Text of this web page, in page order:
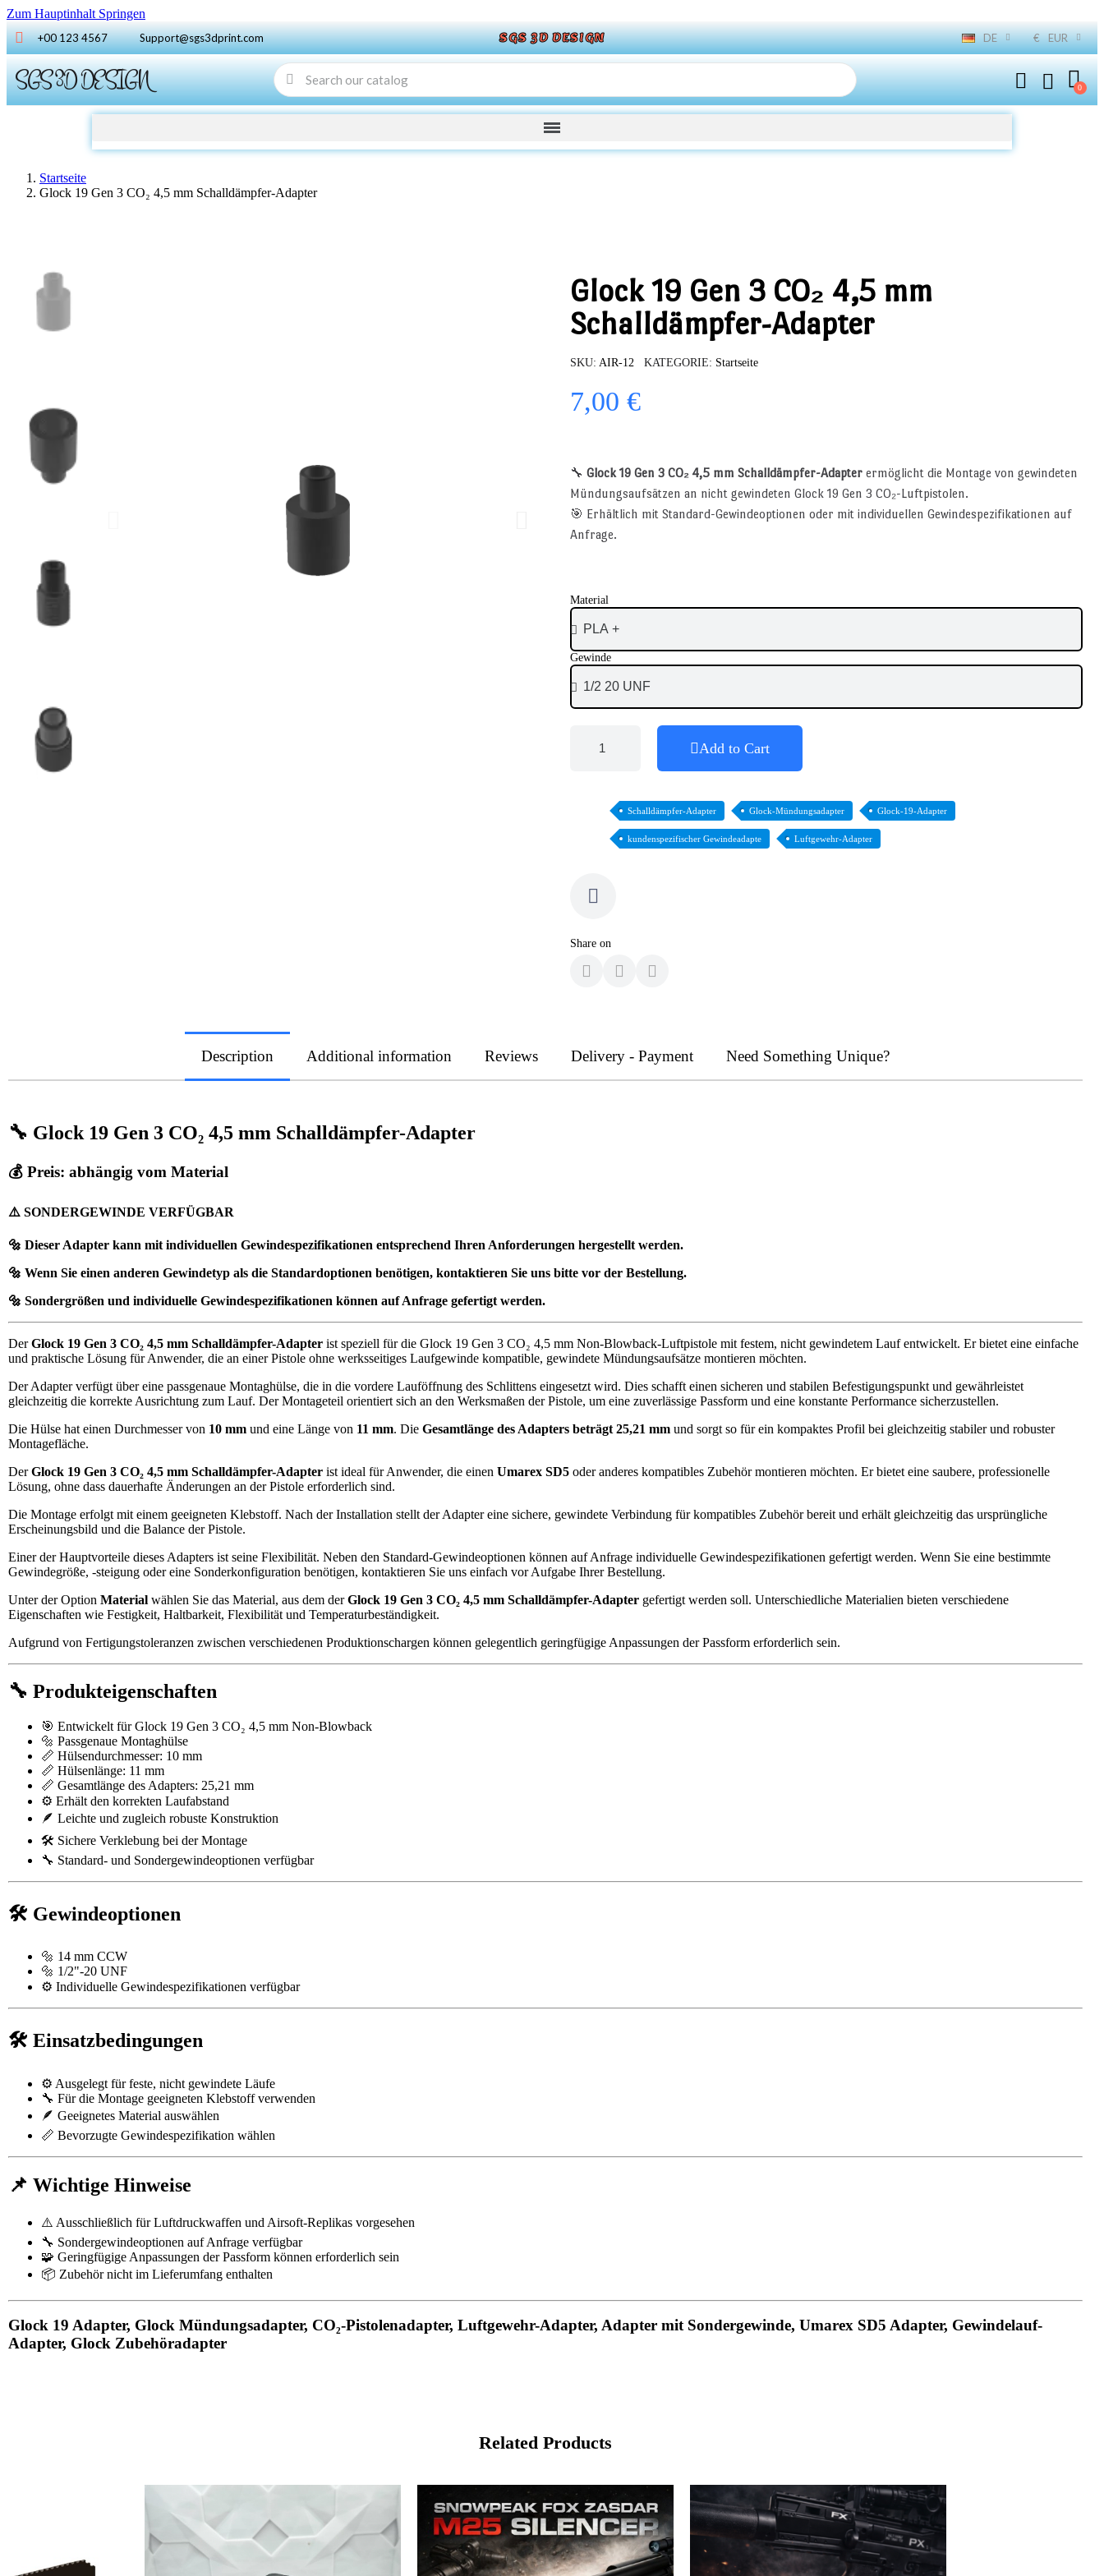
Zum Hauptinhalt Springen
+00 123 4567 Support@sgs3dprint.com SGS 3D DESIGN DE € EUR
SGS 3D DESIGN
Startseite
Glock 19 Gen 3 CO₂ 4,5 mm Schalldämpfer-Adapter
Glock 19 Gen 3 CO₂ 4,5 mm
Schalldämpfer-Adapter
SKU AIR-12 KATEGORIE Startseite
7,00 €
🔧 Glock 19 Gen 3 CO₂ 4,5 mm Schalldämpfer-Adapter ermöglicht die Montage von gewindeten
Mündungsaufsätzen an nicht gewindeten Glock 19 Gen 3 CO₂-Luftpistolen.
🎯 Erhältlich mit Standard-Gewindeoptionen oder mit individuellen Gewindespezifikationen auf
Anfrage.
Material
Gewinde
Add to Cart
Schalldämpfer-Adapter Glock-Mündungsadapter Glock-19-Adapter
kundenspezifischer Gewindeadapte Luftgewehr-Adapter
Share on
Description Additional information Reviews Delivery - Payment Need Something Unique?
🔧 Glock 19 Gen 3 CO₂ 4,5 mm Schalldämpfer-Adapter
💰 Preis: abhängig vom Material
⚠️ SONDERGEWINDE VERFÜGBAR
🔩 Dieser Adapter kann mit individuellen Gewindespezifikationen entsprechend Ihren Anforderungen hergestellt werden.
🔩 Wenn Sie einen anderen Gewindetyp als die Standardoptionen benötigen, kontaktieren Sie uns bitte vor der Bestellung.
🔩 Sondergrößen und individuelle Gewindespezifikationen können auf Anfrage gefertigt werden.
DerGlock 19 Gen 3 CO₂ 4,5 mm Schalldämpfer-Adapter ist speziell für die Glock 19 Gen 3 CO₂ 4,5 mm Non-Blowback-Luftpistole mit festem, nicht gewindetem Lauf entwickelt. Er bietet eine einfache
und praktische Lösung für Anwender, die an einer Pistole ohne werksseitiges Laufgewinde kompatible, gewindete Mündungsaufsätze montieren möchten.
Der Adapter verfügt über eine passgenaue Montaghülse, die in die vordere Lauföffnung des Schlittens eingesetzt wird. Dies schafft einen sicheren und stabilen Befestigungspunkt und gewährleistet
gleichzeitig die korrekte Ausrichtung zum Lauf. Der Montageteil orientiert sich an den Werksmaßen der Pistole, um eine zuverlässige Passform und eine konstante Performance sicherzustellen.
Die Hülse hat einen Durchmesser von 10 mm und eine Länge von 11 mm. Die Gesamtlänge des Adapters beträgt 25,21 mm und sorgt so für ein kompaktes Profil bei gleichzeitig stabiler und robuster
Montagefläche.
DerGlock 19 Gen 3 CO₂ 4,5 mm Schalldämpfer-Adapter ist ideal für Anwender, die einen Umarex SD5 oder anderes kompatibles Zubehör montieren möchten. Er bietet eine saubere, professionelle
Lösung, ohne dass dauerhafte Änderungen an der Pistole erforderlich sind.
Die Montage erfolgt mit einem geeigneten Klebstoff. Nach der Installation stellt der Adapter eine sichere, gewindete Verbindung für kompatibles Zubehör bereit und erhält gleichzeitig das ursprüngliche
Erscheinungsbild und die Balance der Pistole.
Einer der Hauptvorteile dieses Adapters ist seine Flexibilität. Neben den Standard-Gewindeoptionen können auf Anfrage individuelle Gewindespezifikationen gefertigt werden. Wenn Sie eine bestimmte
Gewindegröße, -steigung oder eine Sonderkonfiguration benötigen, kontaktieren Sie uns einfach vor Aufgabe Ihrer Bestellung.
Unter der Option Material wählen Sie das Material, aus dem derGlock 19 Gen 3 CO₂ 4,5 mm Schalldämpfer-Adapter gefertigt werden soll. Unterschiedliche Materialien bieten verschiedene
Eigenschaften wie Festigkeit, Haltbarkeit, Flexibilität und Temperaturbeständigkeit.
Aufgrund von Fertigungstoleranzen zwischen verschiedenen Produktionschargen können gelegentlich geringfügige Anpassungen der Passform erforderlich sein.
🔧 Produkteigenschaften
🎯 Entwickelt für Glock 19 Gen 3 CO₂ 4,5 mm Non-Blowback
🔩 Passgenaue Montaghülse
📏 Hülsendurchmesser: 10 mm
📏 Hülsenlänge: 11 mm
📏 Gesamtlänge des Adapters: 25,21 mm
⚙️ Erhält den korrekten Laufabstand
🪶 Leichte und zugleich robuste Konstruktion
🛠️ Sichere Verklebung bei der Montage
🔧 Standard- und Sondergewindeoptionen verfügbar
🛠️ Gewindeoptionen
🔩 14 mm CCW
🔩 1/2"-20 UNF
⚙️ Individuelle Gewindespezifikationen verfügbar
🛠️ Einsatzbedingungen
⚙️ Ausgelegt für feste, nicht gewindete Läufe
🔧 Für die Montage geeigneten Klebstoff verwenden
🪶 Geeignetes Material auswählen
📏 Bevorzugte Gewindespezifikation wählen
📌 Wichtige Hinweise
⚠️ Ausschließlich für Luftdruckwaffen und Airsoft-Replikas vorgesehen
🔧 Sondergewindeoptionen auf Anfrage verfügbar
🧩 Geringfügige Anpassungen der Passform können erforderlich sein
📦 Zubehör nicht im Lieferumfang enthalten
Glock 19 Adapter, Glock Mündungsadapter, CO₂-Pistolenadapter, Luftgewehr-Adapter, Adapter mit Sondergewinde, Umarex SD5 Adapter, Gewindelauf-
Adapter, Glock Zubehöradapter
Related Products